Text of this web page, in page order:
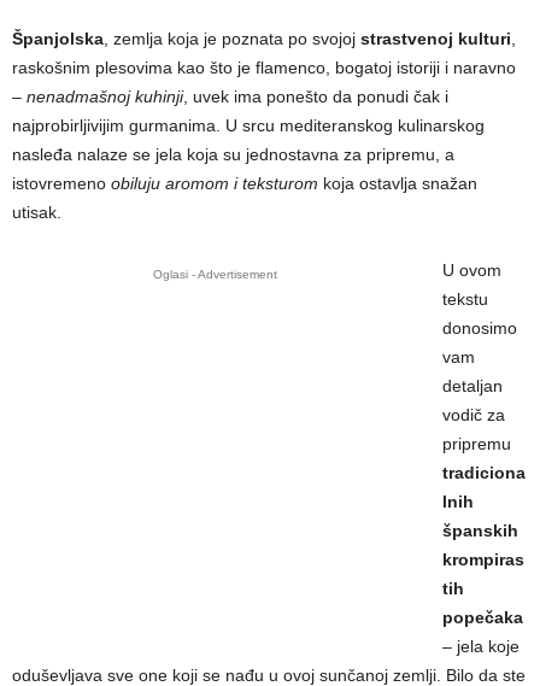
Španjolska , zemlja koja je poznata po svojoj strastvenoj kulturi
raskošnim plesovima kao što je flamenco, bogatoj istoriji i naravno
– nenadmašnoj kuhinji, uvek ima ponešto da ponudi čak i
najprobirljivijim gurmanima. U srcu mediteranskog kulinarskog
nasleđa nalaze se jela koja su jednostavna za pripremu, a
istovremeno obiluju aromom i teksturom koja ostavlja snažan
utisak.
Oglasi - Advertisement
U ovom
tekstu
donosimo
vam
detaljan
vodič za
pripremu
tradiciona
lnih
španskih
krompiras
tih
popečaka
– jela koje
oduševljava sve one koji se nađu u ovoj sunčanoj zemlji. Bilo da ste